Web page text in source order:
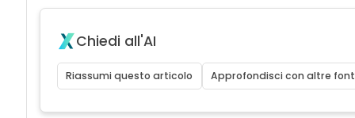
Chiedi all'AI
Riassumi questo articolo Approfondisci con altre